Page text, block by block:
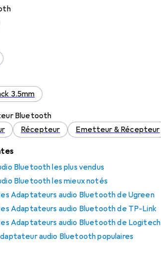
3.5mm
Bluetooth
Récepteur Emetteur & Récepteur
Bluetooth les plus vendus
Bluetooth les mieux notés
Adaptateurs audio Bluetooth de Ugreen
Adaptateurs audio Bluetooth de TP-Link
Adaptateurs audio Bluetooth de Logitech
audio Bluetooth populaires